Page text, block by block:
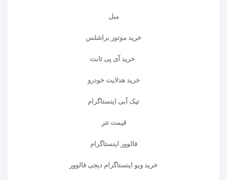
مبل
خرید موتور براشلس
خرید آی پی ثابت
خرید هدلایت خودرو
تیک آبی اینستاگرام
قیمت تتر
فالوور اینستاگرام
خرید ویو اینستاگرام دیجی فالوور